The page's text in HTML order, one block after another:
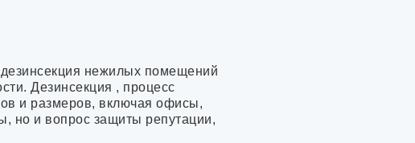
нежилых помещений
Дезинсекция , процесс
и размеров, включая офисы,
но и вопрос защиты репутации,